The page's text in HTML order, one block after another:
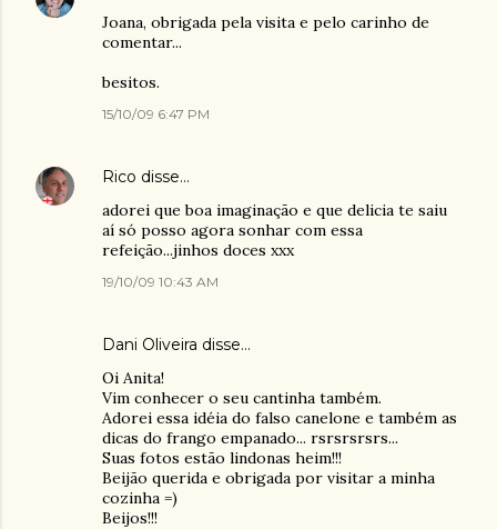
Joana, obrigada pela visita e pelo carinho de
comentar...
besitos.
15/10/09 6:47 PM
Rico disse…
adorei que boa imaginação e que delicia te saiu
aí só posso agora sonhar com essa
refeição...jinhos doces xxx
19/10/09 10:43 AM
Dani Oliveira disse…
Oi Anita!
Vim conhecer o seu cantinha também.
Adorei essa idéia do falso canelone e também as
dicas do frango empanado... rsrsrsrsrs...
Suas fotos estão lindonas heim!!!
Beijão querida e obrigada por visitar a minha
cozinha =)
Beijos!!!